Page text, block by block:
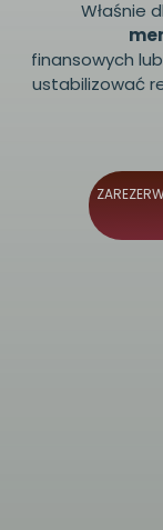
Właśnie
finansowych
ustabilizować